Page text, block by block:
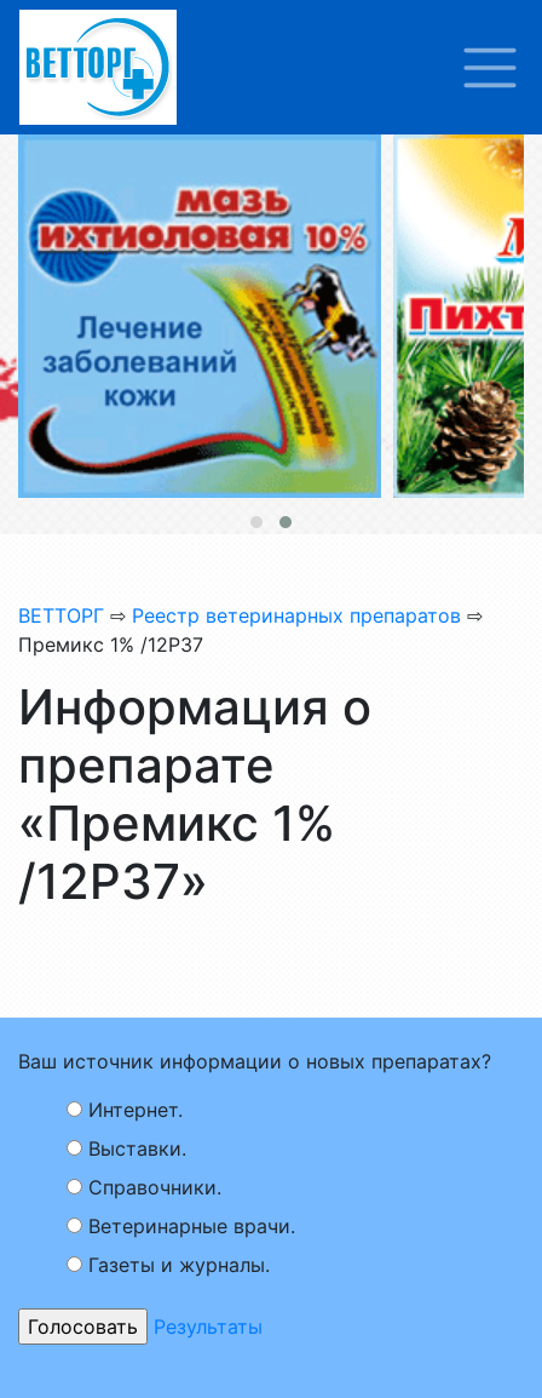
ВЕТТОРГ ⇨ Реестр ветеринарных препаратов ⇨
Премикс 1% /12Р37
Информация о
препарате
«Премикс 1%
/12Р37»
Ваш источник информации о новых препаратах?
Интернет.
Выставки.
Справочники.
Ветеринарные врачи.
Газеты и журналы.
Результаты